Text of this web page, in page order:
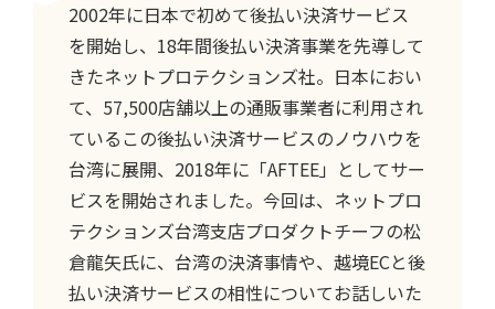
2002年に日本で初めて後払い決済サービス
を開始し、18年間後払い決済事業を先導して
きたネットプロテクションズ社。日本におい
て、57,500店舗以上の通販事業者に利用され
ているこの後払い決済サービスのノウハウを
台湾に展開、2018年に「AFTEE」としてサー
ビスを開始されました。今回は、ネットプロ
テクションズ台湾支店プロダクトチーフの松
倉龍矢氏に、台湾の決済事情や、越境ECと後
払い決済サービスの相性についてお話しいた